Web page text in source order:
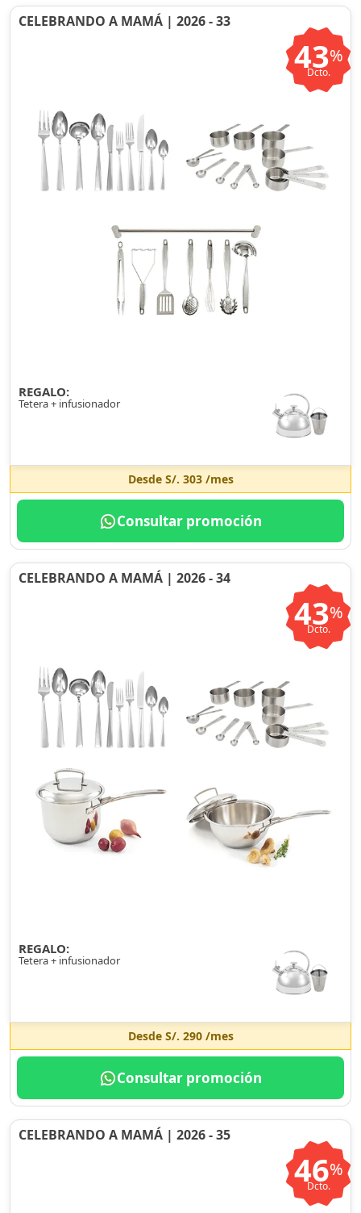
CELEBRANDO A MAMÁ | 2026 - 33
43%
Dcto.
REGALO:
Tetera + infusionador
Desde S/. 303/mes
Consultar promoción
CELEBRANDO A MAMÁ | 2026 - 34
43%
Dcto.
REGALO:
Tetera + infusionador
Desde S/. 290/mes
Consultar promoción
CELEBRANDO A MAMÁ | 2026 - 35
46%
Dcto.